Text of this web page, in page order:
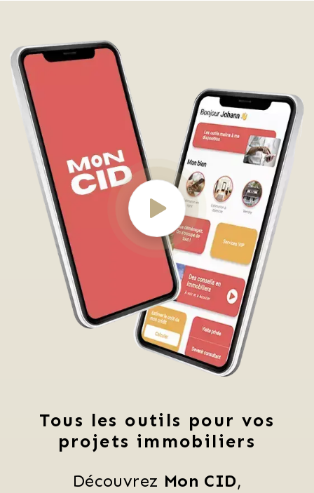
Tous les outils pour vos
projets immobiliers
Découvrez Mon CID,